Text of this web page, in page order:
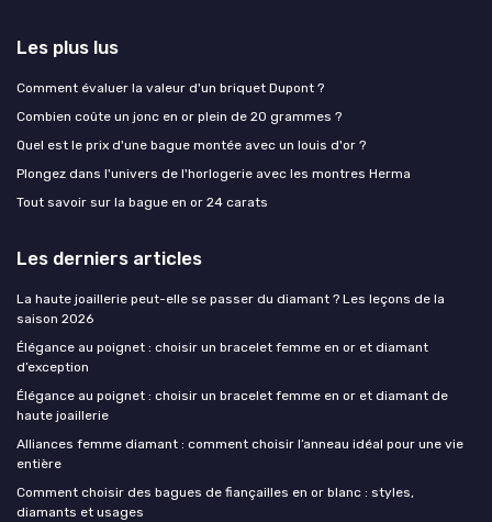
Les plus lus
Comment évaluer la valeur d'un briquet Dupont ?
Combien coûte un jonc en or plein de 20 grammes ?
Quel est le prix d'une bague montée avec un louis d'or ?
Plongez dans l'univers de l'horlogerie avec les montres Herma
Tout savoir sur la bague en or 24 carats
Les derniers articles
La haute joaillerie peut-elle se passer du diamant ? Les leçons de la
saison 2026
Élégance au poignet : choisir un bracelet femme en or et diamant
d’exception
Élégance au poignet : choisir un bracelet femme en or et diamant de
haute joaillerie
Alliances femme diamant : comment choisir l’anneau idéal pour une vie
entière
Comment choisir des bagues de fiançailles en or blanc : styles,
diamants et usages